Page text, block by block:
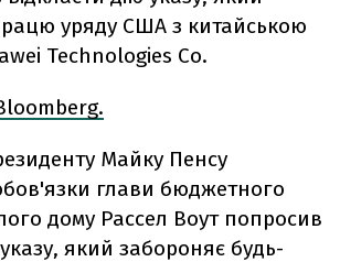
уряду США з китайською
Technologies Co.
Майку Пенсу
глави бюджетного
дому Рассел Воут попросив
який забороняє будь-